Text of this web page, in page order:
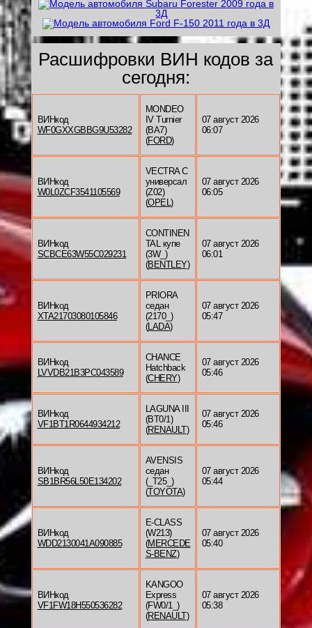
Расшифровки ВИН кодов за
сегодня:
ВИНкод
WF0GXXGBBG9U53282
MONDEO
IV Turnier
(BA7)
(FORD)
07 август 2026
06:07
ВИНкод
W0L0ZCF3541105569
VECTRA C
универсал
(Z02)
(OPEL)
07 август 2026
06:05
ВИНкод
SCBCE63W55C029231
CONTINEN
TAL купе
(3W_)
(BENTLEY)
07 август 2026
06:01
ВИНкод
XTA21703080105846
PRIORA
седан
(2170_)
(LADA)
07 август 2026
05:47
ВИНкод
LVVDB21B3PC043589
CHANCE
Hatchback
(CHERY)
07 август 2026
05:46
ВИНкод
VF1BT1R0644934212
LAGUNA III
(BT0/1)
(RENAULT)
07 август 2026
05:46
ВИНкод
SB1BR56L50E134202
AVENSIS
седан
(_T25_)
(TOYOTA)
07 август 2026
05:44
ВИНкод
WDD2130041A090885
E-CLASS
(W213)
(MERCEDE
S-BENZ)
07 август 2026
05:40
ВИНкод
VF1FW18H550536282
KANGOO
Express
(FW0/1_)
(RENAULT)
07 август 2026
05:38